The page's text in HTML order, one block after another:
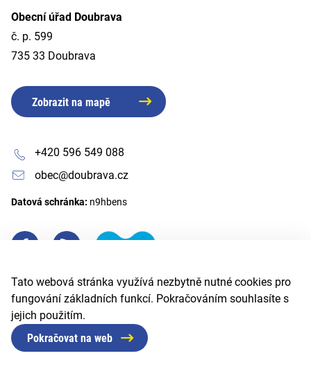
Tato webová stránka využívá nezbytně nutné cookies pro
fungování základních funkcí. Pokračováním souhlasíte s
jejich použitím.
Pokračovat na web
Obecní úřad Doubrava
č. p. 599
735 33 Doubrava
Zobrazit na mapě
+420 596 549 088
obec@doubrava.cz
Datová schránka: n9hbens
© 2026 Obec Doubrava